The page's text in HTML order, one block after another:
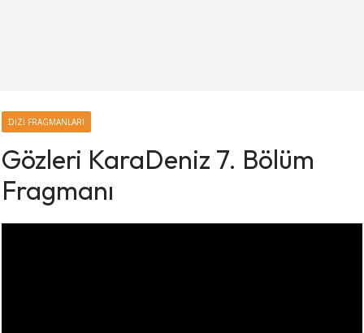
DIZI FRAGMANLARI
Gözleri KaraDeniz 7. Bölüm
Fragmanı